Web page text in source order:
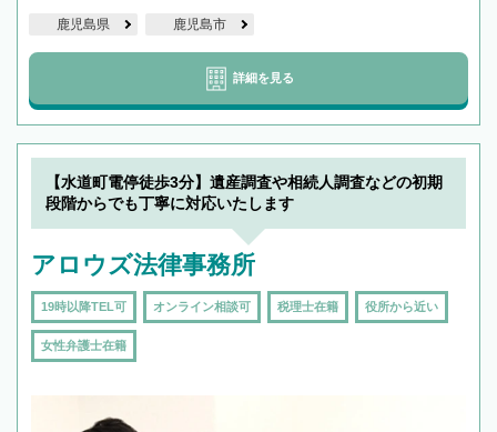
鹿児島県 鹿児島市
詳細を見る
【水道町電停徒歩3分】遺産調査や相続人調査などの初期
段階からでも丁寧に対応いたします
アロウズ法律事務所
19時以降TEL可 オンライン相談可 税理士在籍 役所から近い
女性弁護士在籍